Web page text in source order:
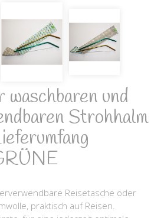
waschbaren und
Strohhalm
Reisetasche oder
praktisch auf Reisen.